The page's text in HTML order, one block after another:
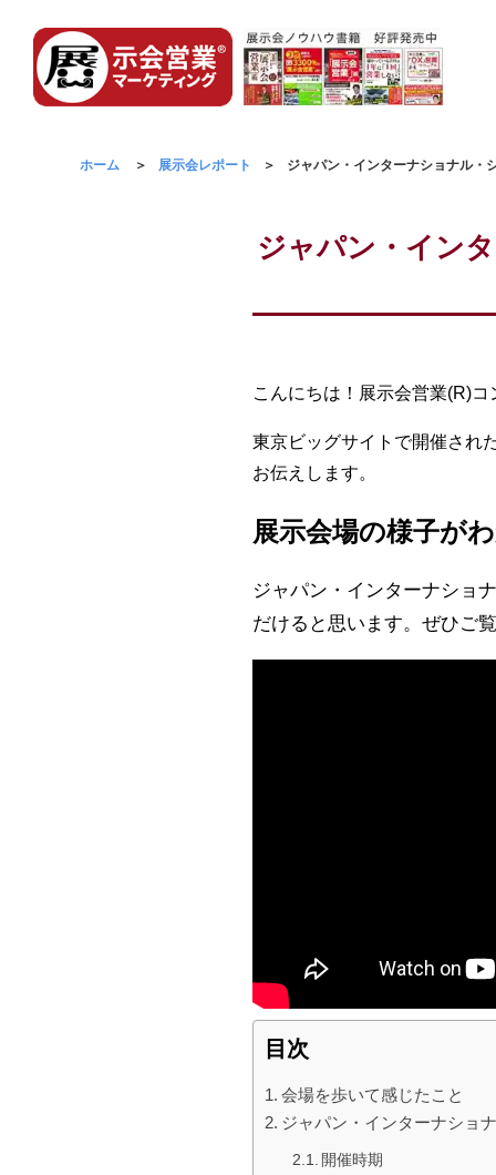
ホーム 展示会レポート ジャパン・インターナショナル・
ジャパン・イン
こんにちは！展示会営業(R)
東京ビッグサイトで開催され
お伝えします。
展示会場の様子が
ジャパン・インターナショ
だけると思います。ぜひご
目次
会場を歩いて感じたこと
ジャパン・インターナショ
開催時期